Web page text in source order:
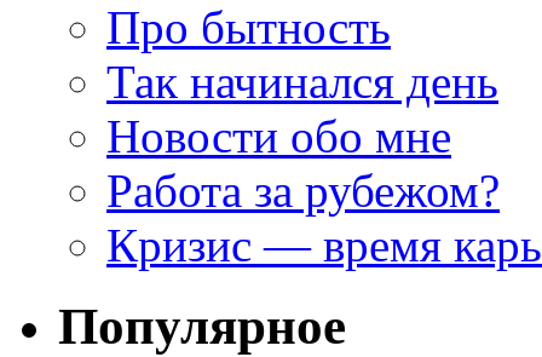
Про бытность
Так начинался день
Новости обо мне
Работа за рубежом?
Кризис — время
Популярное